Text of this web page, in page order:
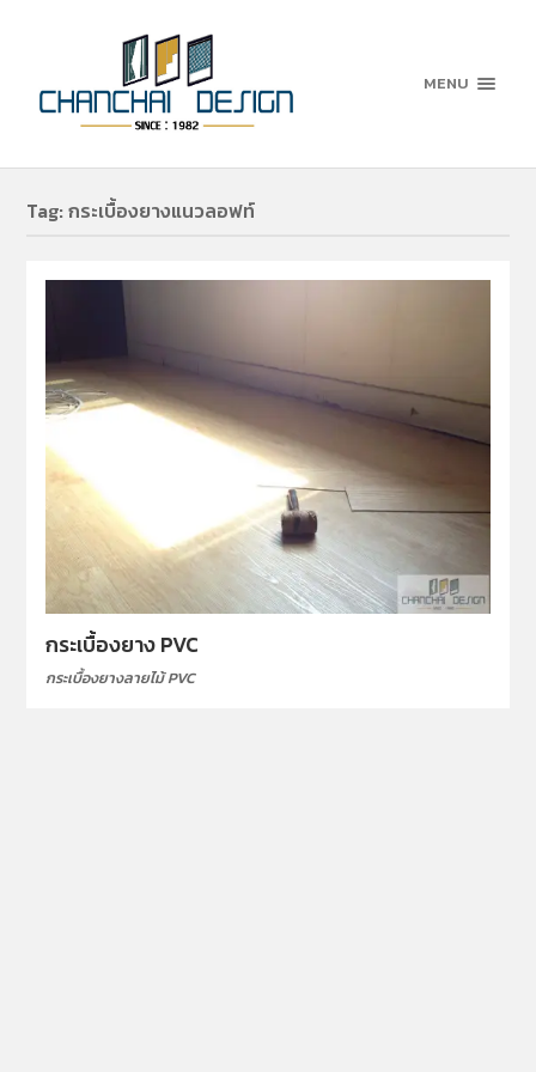
MENU
Tag:กระเบื้องยางแนวลอฟท์
กระเบื้องยาง PVC
กระเบื้องยางลายไม้ PVC